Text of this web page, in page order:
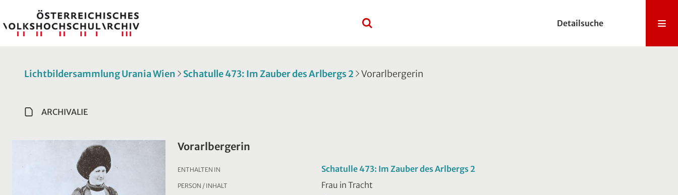
Detailsuche
Lichtbildersammlung Urania Wien Schatulle 473: Im Zauber des Arlbergs 2 Vorarlbergerin
ARCHIVALIE
Vorarlbergerin
ENTHALTEN IN Schatulle 473: Im Zauber des Arlbergs 2
PERSON / INHALT Frau in Tracht